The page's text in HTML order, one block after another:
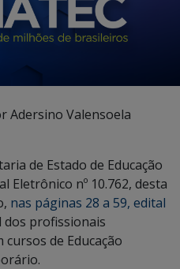
Adersino Valensoela
de Estado de Educação
Eletrônico nº 10.762, desta
nas páginas 28 a 59, edital
dos profissionais
de Educação